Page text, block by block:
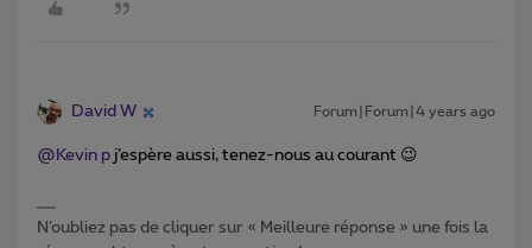
David W Forum|Forum|4 years ago
@Kevin p j’espère aussi, tenez-nous au courant 😉
N’oubliez pas de cliquer sur « Meilleure réponse » une fois la